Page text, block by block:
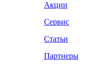
Акции
Сервис
Статьи
Партнеры